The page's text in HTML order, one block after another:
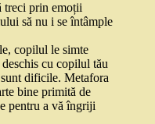
treci prin emoții
să nu i se întâmple
copilul le simte
cu copilul tău
dificile. Metafora
bine primită de
pentru a vă îngriji